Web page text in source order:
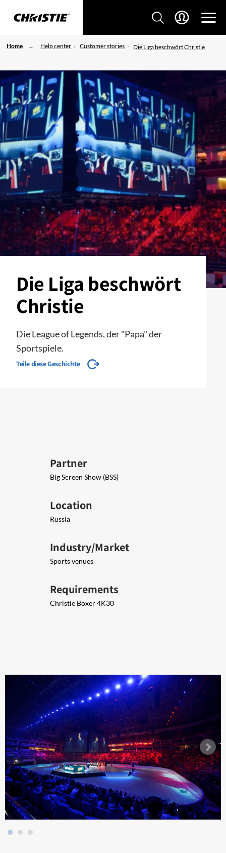
Home Help center Customer stories Die Liga beschwört Christie
Die Liga beschwört
Christie
Die League of Legends, der "Papa" der
Sportspiele.
Teile diese Geschichte
Partner
Big Screen Show (BSS)
Location
Russia
Industry/Market
Sports venues
Requirements
Christie Boxer 4K30